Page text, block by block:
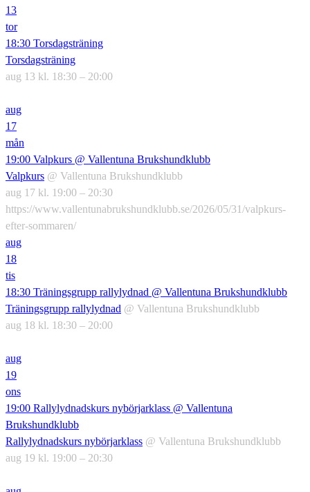
13
tor
18:30 Torsdagsträning
Torsdagsträning
aug 13 kl. 18:30 – 20:00
aug
17
mån
19:00 Valpkurs @ Vallentuna Brukshundklubb
Valpkurs @ Vallentuna Brukshundklubb
aug 17 kl. 19:00 – 20:30
https://www.vallentunabrukshundklubb.se/2026/05/31/valpkurs-
efter-sommaren/
aug
18
tis
18:30 Träningsgrupp rallylydnad @ Vallentuna Brukshundklubb
Träningsgrupp rallylydnad @ Vallentuna Brukshundklubb
aug 18 kl. 18:30 – 20:00
aug
19
ons
19:00 Rallylydnadskurs nybörjarklass @ Vallentuna
Brukshundklubb
Rallylydnadskurs nybörjarklass @ Vallentuna Brukshundklubb
aug 19 kl. 19:00 – 20:30